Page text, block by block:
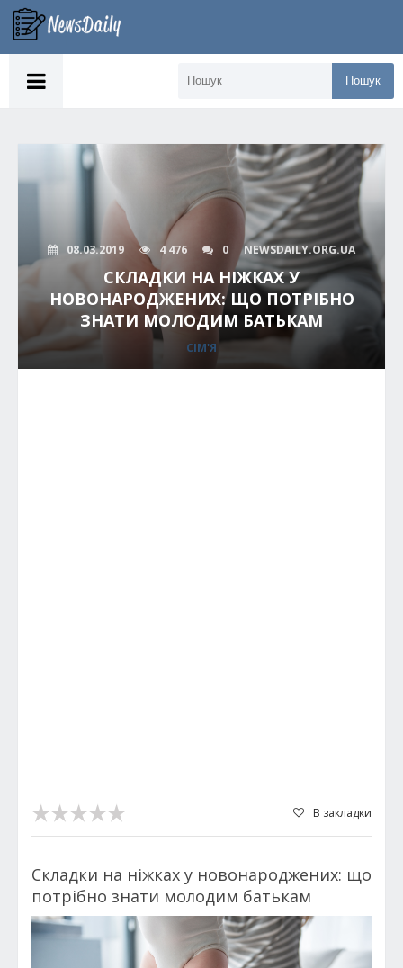
Пошук
08.03.2019 4 476 0 NEWSDAILY.ORG.UA
СКЛАДКИ НА НІЖКАХ У
НОВОНАРОДЖЕНИХ: ЩО ПОТРІБНО
ЗНАТИ МОЛОДИМ БАТЬКАМ
СІМ'Я
В закладки
Складки на ніжках у новонароджених: що
потрібно знати молодим батькам